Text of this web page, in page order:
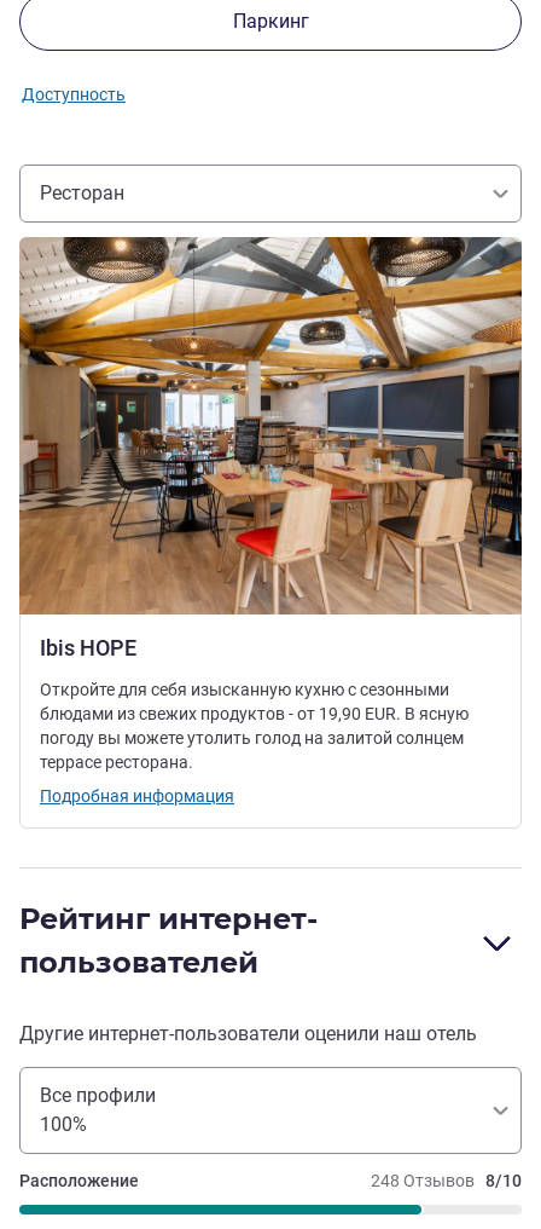
Паркинг
Доступность
Ресторан
Ibis HOPE
Подробная информация
Откройте для себя изысканную кухню с сезонными
блюдами из свежих продуктов - от 19,90 EUR. В ясную
погоду вы можете утолить голод на залитой солнцем
террасе ресторана.
Подробная информация
Рейтинг интернет-
пользователей
Другие интернет-пользователи оценили наш отель
Все профили
100%
248 Отзывов 8/10
Расположение